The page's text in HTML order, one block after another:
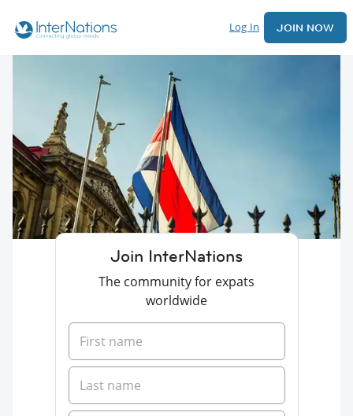
Log In JOIN NOW
Join InterNations
The community for expats
worldwide